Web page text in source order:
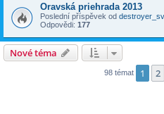
Oravská priehrada 2013
Poslední příspěvek od
Odpovědi: 177
Nové téma
98 témat 1 2